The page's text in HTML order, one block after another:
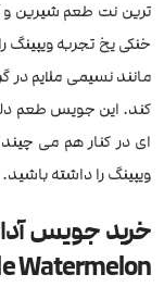
ترین نت طعم شیرین
خنکی یخ تجربه ویپینگ
مانند نسیمی ملایم در
کند. این جویس طعم
ای در کنار هم می
ویپینگ را داشته باشید.
خرید جویس
Watermelon